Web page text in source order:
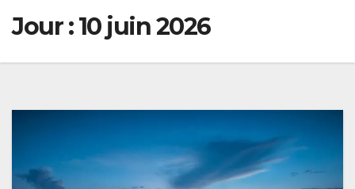
Jour :10 juin 2026